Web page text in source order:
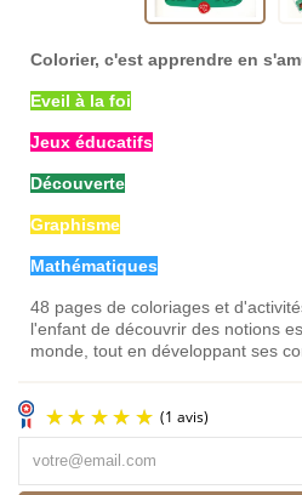
Colorier, c'est apprendre en
Eveil à la foi
Jeux éducatifs
Découverte
Graphisme
Mathématiques
48 pages de coloriages et
l'enfant de découvrir des notions
monde, tout en développant ses